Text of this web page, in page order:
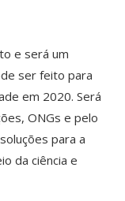
e será um
ser feito para
em 2020. Será
ONGs e pelo
para a
da ciência e